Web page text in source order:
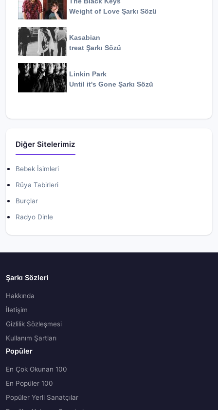
Weight of Love Şarkı Sözü
Kasabian
treat Şarkı Sözü
Linkin Park
Until it's Gone Şarkı Sözü
Diğer Sitelerimiz
Bebek İsimleri
Rüya Tabirleri
Burçlar
Radyo Dinle
Şarkı Sözleri
Hakkında
İletişim
Gizlilik Sözleşmesi
Kullanım Şartları
Popüler
En Çok Okunan 100
En Popüler 100
Popüler Yerli Sanatçılar